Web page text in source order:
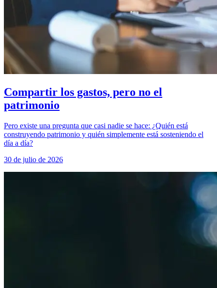
Compartir los gastos, pero no el
patrimonio
Pero existe una pregunta que casi nadie se hace: ¿Quién está
construyendo patrimonio y quién simplemente está sosteniendo el
día a día?
30 de julio de 2026